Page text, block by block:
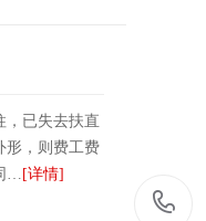
，已失去扶直
形，则费工费
… [详情]